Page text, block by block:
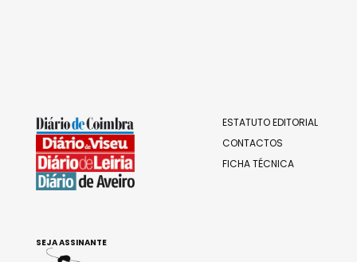
ESTATUTO EDITORIAL
CONTACTOS
FICHA TÉCNICA
SEJA ASSINANTE